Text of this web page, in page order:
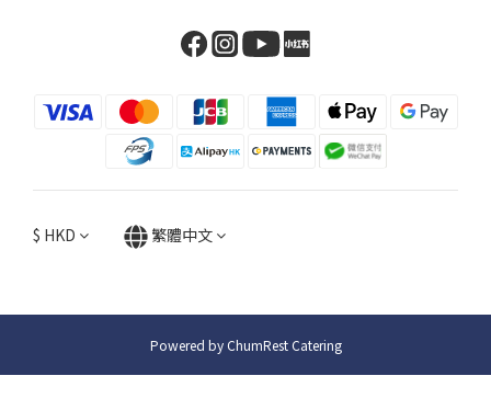
$ HKD 繁體中文
Powered by ChumRest Catering